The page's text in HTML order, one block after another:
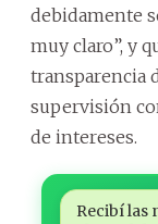
debidamente
muy claro”, y
transparencia
supervisión
de intereses.
Recibí las